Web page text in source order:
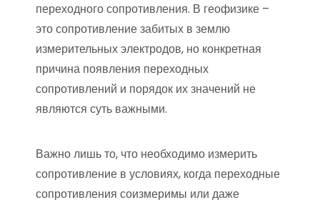
переходного сопротивления. В геофизике –
это сопротивление забитых в землю
измерительных электродов, но конкретная
причина появления переходных
сопротивлений и порядок их значений не
являются суть важными.
Важно лишь то, что необходимо измерить
сопротивление в условиях, когда переходные
сопротивления соизмеримы или даже